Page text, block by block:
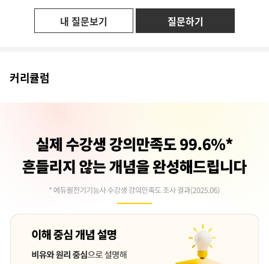
수강하는데 만족하고 있습니다.
시험에 나올 수 있는 필수 항목들을 알맞게 다 가르쳐 주시고 간단명료하게...
알기 쉽게 설명이 되어 있어 처음 듣는 강의지만 잘 듣고 있음
저가 공부를 거의 10년안에 해서, 솔직히 어렵지만 교수님이 강의를 잘 ...
내 질문보기 질문하기
커리큘럼